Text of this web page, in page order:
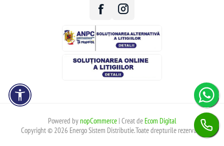
Powered bynopCommerce| Creat de Ecom Digital
Copyright © 2026 Energo Sistem Distributie.Toate drepturile rezervate.